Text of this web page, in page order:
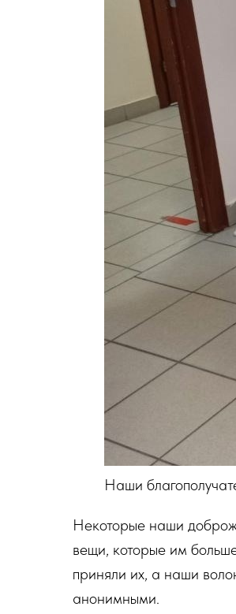
Наши
Некоторые наши
вещи, которые им
приняли их, а наши
анонимными.